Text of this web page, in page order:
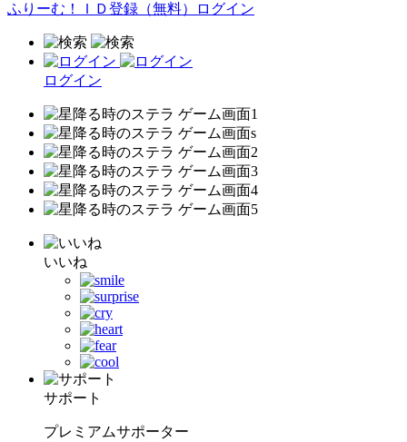
ふりーむ！ＩＤ登録（無料） ログイン
ログイン
いいね
サポート
プレミアムサポーター